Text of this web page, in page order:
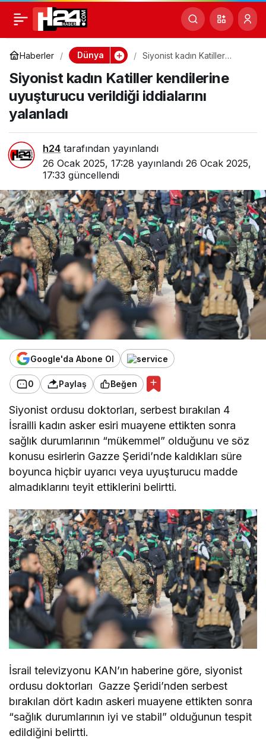
Haberler Dünya
Siyonist kadın Katiller
verildiği iddialarını yalanladı
Siyonist kadın Katiller kendilerine
uyuşturucu verildiği iddialarını
yalanladı
h24 tarafından yayınlandı
26 Ocak 2025, 17:28 yayınlandı 26 Ocak 2025,
17:33 güncellendi
Google'da Abone Ol
0 Paylaş Beğen
Siyonist ordusu doktorları, serbest bırakılan 4
İsrailli kadın asker esiri muayene ettikten sonra
sağlık durumlarının “mükemmel” olduğunu ve söz
konusu esirlerin Gazze Şeridi’nde kaldıkları süre
boyunca hiçbir uyarıcı veya uyuşturucu madde
almadıklarını teyit ettiklerini belirtti.
İsrail televizyonu KAN’ın haberine göre, siyonist
ordusu doktorları Gazze Şeridi’nden serbest
bırakılan dört kadın askeri muayene ettikten sonra
“sağlık durumlarının iyi ve stabil” olduğunun tespit
edildiğini belirtti.
Siyonist kadın Katiller
kendilerine uyuşturucu
verildiği iddialarını
yalanladı
0